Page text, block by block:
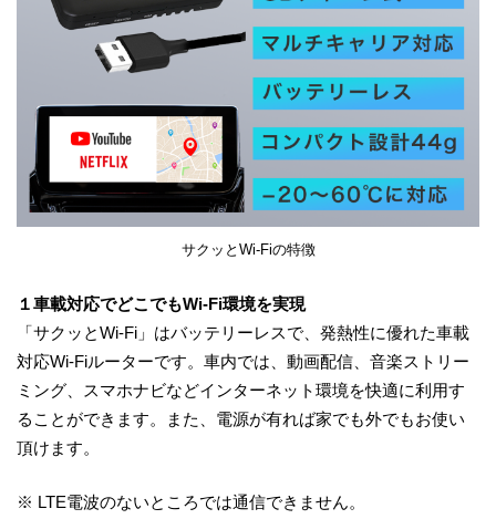
サクッとWi-Fiの特徴
１車載対応でどこでもWi-Fi環境を実現
「サクッとWi-Fi」はバッテリーレスで、発熱性に優れた車載
対応Wi-Fiルーターです。車内では、動画配信、音楽ストリー
ミング、スマホナビなどインターネット環境を快適に利用す
ることができます。また、電源が有れば家でも外でもお使い
頂けます。
※ LTE電波のないところでは通信できません。